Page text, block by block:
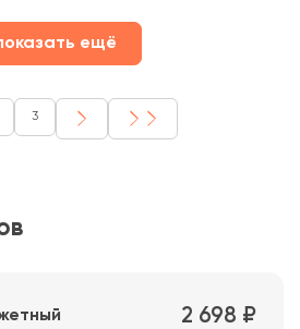
ещё
3
2 698 ₽